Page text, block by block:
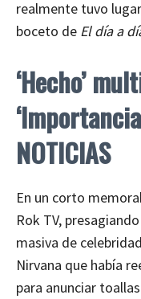
realmente tuvo
boceto de El día a
‘Hecho’
NOTICIAS
En un corto
Rok TV,
masiva de
Nirvana que había
para anunciar